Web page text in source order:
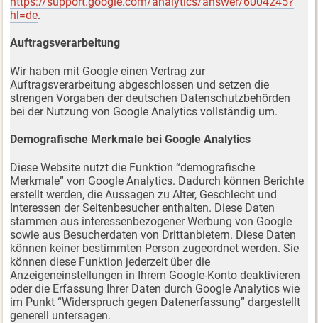
hl=de.
Auftragsverarbeitung
Wir haben mit Google einen Vertrag zur
Auftragsverarbeitung abgeschlossen und setzen die
strengen Vorgaben der deutschen Datenschutzbehörden
bei der Nutzung von Google Analytics vollständig um.
Demografische Merkmale bei Google Analytics
Diese Website nutzt die Funktion “demografische
Merkmale” von Google Analytics. Dadurch können Berichte
erstellt werden, die Aussagen zu Alter, Geschlecht und
Interessen der Seitenbesucher enthalten. Diese Daten
stammen aus interessenbezogener Werbung von Google
sowie aus Besucherdaten von Drittanbietern. Diese Daten
können keiner bestimmten Person zugeordnet werden. Sie
können diese Funktion jederzeit über die
Anzeigeneinstellungen in Ihrem Google-Konto deaktivieren
oder die Erfassung Ihrer Daten durch Google Analytics wie
im Punkt “Widerspruch gegen Datenerfassung” dargestellt
generell untersagen.